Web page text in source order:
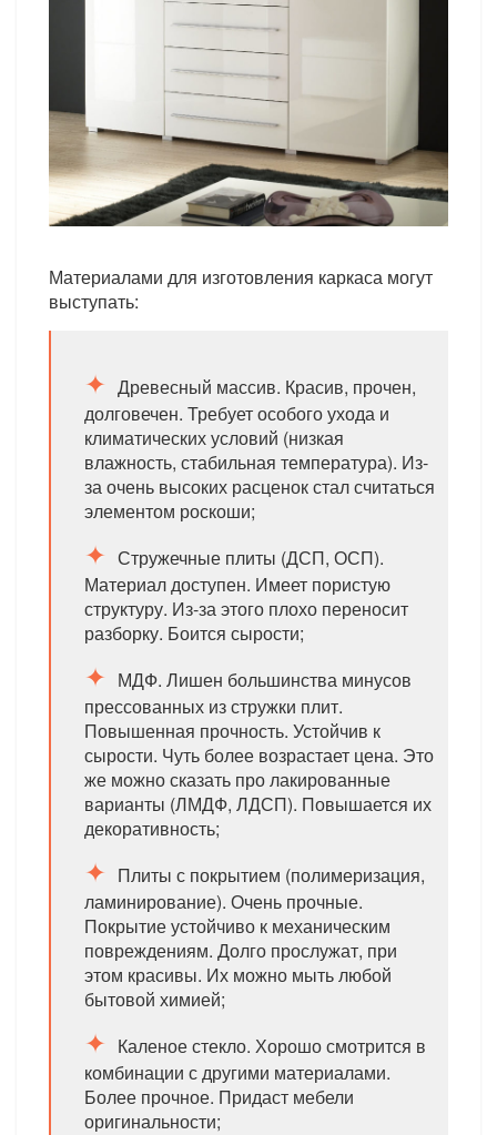
Материалами для изготовления каркаса могут
выступать:
Древесный массив. Красив, прочен,
долговечен. Требует особого ухода и
климатических условий (низкая
влажность, стабильная температура). Из-
за очень высоких расценок стал считаться
элементом роскоши;
Стружечные плиты (ДСП, ОСП).
Материал доступен. Имеет пористую
структуру. Из-за этого плохо переносит
разборку. Боится сырости;
МДФ. Лишен большинства минусов
прессованных из стружки плит.
Повышенная прочность. Устойчив к
сырости. Чуть более возрастает цена. Это
же можно сказать про лакированные
варианты (ЛМДФ, ЛДСП). Повышается их
декоративность;
Плиты с покрытием (полимеризация,
ламинирование). Очень прочные.
Покрытие устойчиво к механическим
повреждениям. Долго прослужат, при
этом красивы. Их можно мыть любой
бытовой химией;
Каленое стекло. Хорошо смотрится в
комбинации с другими материалами.
Более прочное. Придаст мебели
оригинальности;